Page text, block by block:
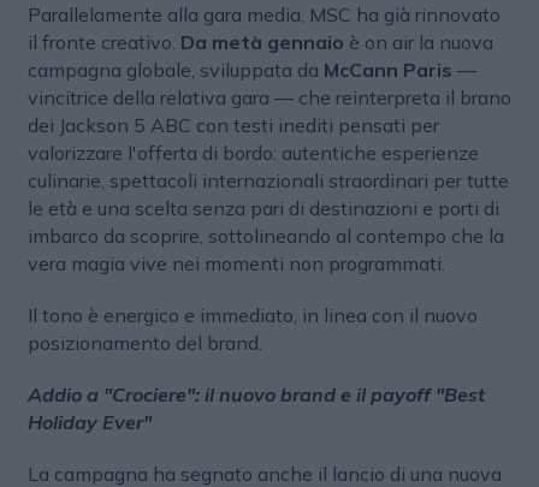
Parallelamente alla gara media, MSC ha già rinnovato
il fronte creativo. Da metà gennaio è on air la nuova
campagna globale, sviluppata da McCann Paris —
vincitrice della relativa gara — che reinterpreta il brano
dei Jackson 5 ABC con testi inediti pensati per
valorizzare l'offerta di bordo: autentiche esperienze
culinarie, spettacoli internazionali straordinari per tutte
le età e una scelta senza pari di destinazioni e porti di
imbarco da scoprire, sottolineando al contempo che la
vera magia vive nei momenti non programmati.
Il tono è energico e immediato, in linea con il nuovo
posizionamento del brand.
Addio a "Crociere": il nuovo brand e il payoff "Best
Holiday Ever"
La campagna ha segnato anche il lancio di una nuova